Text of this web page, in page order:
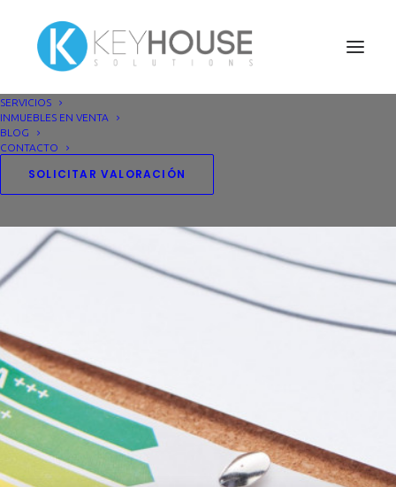
SERVICIOS
INMUEBLES EN VENTA
BLOG
CONTACTO
SOLICITAR VALORACIÓN